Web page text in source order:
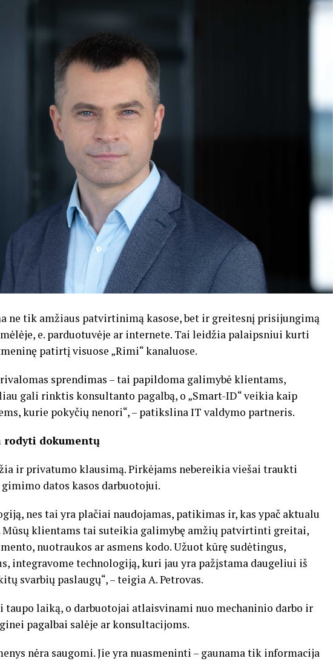
ne tik amžiaus patvirtinimą kasose, bet ir greitesnį prisijungimą
e. parduotuvėje ar internete. Tai leidžia palaipsniui kurti
patirtį visuose „Rimi“ kanaluose.
sprendimas – tai papildoma galimybė klientams,
gali rinktis konsultanto pagalbą, o „Smart-ID“ veikia kaip
kurie pokyčių nenori“, – patikslina IT valdymo partneris.
rodyti dokumentų
ir privatumo klausimą. Pirkėjams nebereikia viešai traukti
datos kasos darbuotojui.
nes tai yra plačiai naudojamas, patikimas ir, kas ypač aktualu
klientams tai suteikia galimybę amžių patvirtinti greitai,
nuotraukos ar asmens kodo. Užuot kūrę sudėtingus,
integravome technologiją, kuri jau yra pažįstama daugeliui iš
svarbių paslaugų“, – teigia A. Petrovas.
taupo laiką, o darbuotojai atlaisvinami nuo mechaninio darbo ir
pagalbai salėje ar konsultacijoms.
nėra saugomi. Jie yra nuasmeninti – gaunama tik informacija